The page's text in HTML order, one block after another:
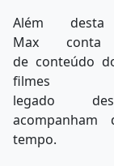
Além
Max
de conteúdo
filmes
legado
acompanham
tempo.